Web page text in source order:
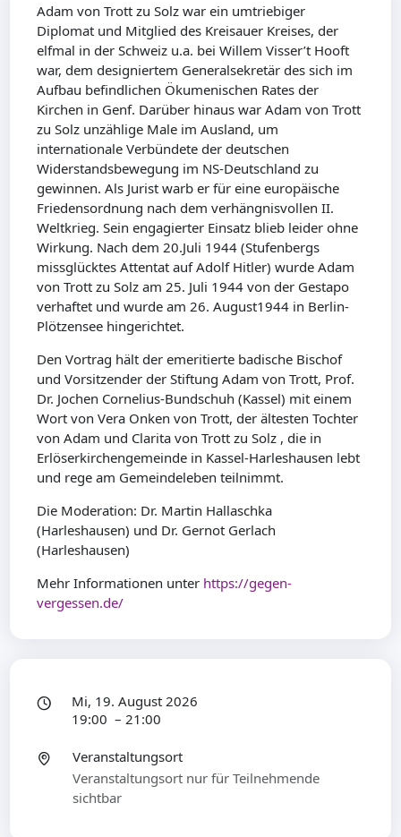
Adam von Trott zu Solz war ein umtriebiger
Diplomat und Mitglied des Kreisauer Kreises, der
elfmal in der Schweiz u.a. bei Willem Visser’t Hooft
war, dem designiertem Generalsekretär des sich im
Aufbau befindlichen Ökumenischen Rates der
Kirchen in Genf. Darüber hinaus war Adam von Trott
zu Solz unzählige Male im Ausland, um
internationale Verbündete der deutschen
Widerstandsbewegung im NS-Deutschland zu
gewinnen. Als Jurist warb er für eine europäische
Friedensordnung nach dem verhängnisvollen II.
Weltkrieg. Sein engagierter Einsatz blieb leider ohne
Wirkung. Nach dem 20.Juli 1944 (Stufenbergs
missglücktes Attentat auf Adolf Hitler) wurde Adam
von Trott zu Solz am 25. Juli 1944 von der Gestapo
verhaftet und wurde am 26. August1944 in Berlin-
Plötzensee hingerichtet.
Den Vortrag hält der emeritierte badische Bischof
und Vorsitzender der Stiftung Adam von Trott, Prof.
Dr. Jochen Cornelius-Bundschuh (Kassel) mit einem
Wort von Vera Onken von Trott, der ältesten Tochter
von Adam und Clarita von Trott zu Solz , die in
Erlöserkirchengemeinde in Kassel-Harleshausen lebt
und rege am Gemeindeleben teilnimmt.
Die Moderation: Dr. Martin Hallaschka
(Harleshausen) und Dr. Gernot Gerlach
(Harleshausen)
Mehr Informationen unter https://gegen-
vergessen.de/
Mi, 19. August 2026
19:00 – 21:00
Veranstaltungsort
Veranstaltungsort nur für Teilnehmende
sichtbar